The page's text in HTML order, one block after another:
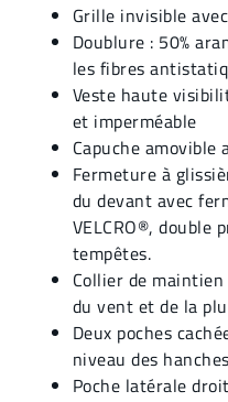
Grille invisible
Doublure : 50%
les fibres
Veste haute
et imperméable
Capuche amovible
Fermeture à
du devant avec
VELCRO®, double
tempêtes.
Collier de
du vent et de la
Deux poches
niveau des hanches
Poche latérale